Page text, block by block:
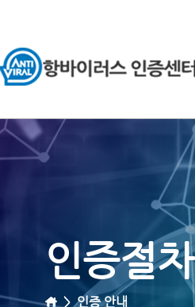
인증절차
>인증 안내